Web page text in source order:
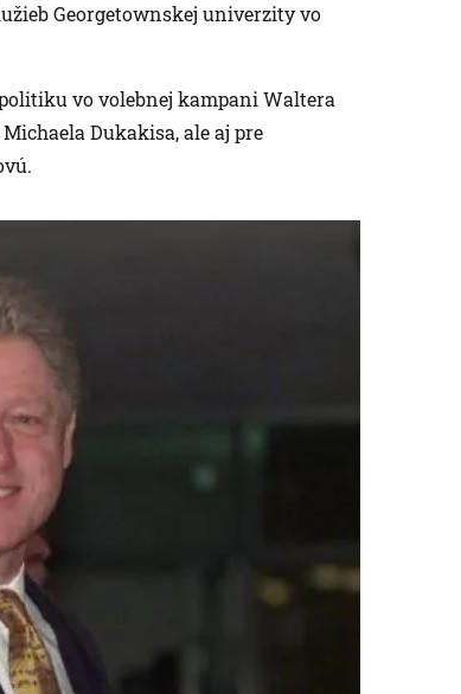
Georgetownskej univerzity vo
vo volebnej kampani Waltera
Dukakisa, ale aj pre